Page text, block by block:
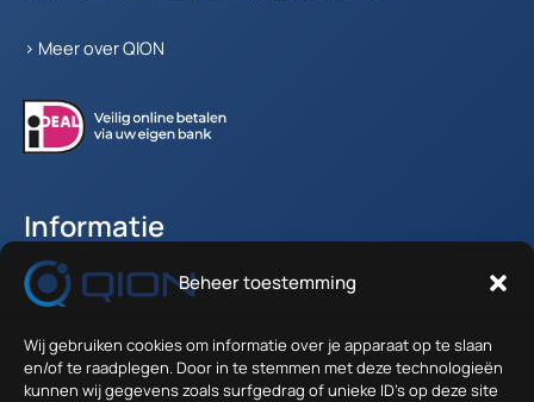
Beheer toestemming
Wij gebruiken cookies om informatie over je apparaat op te slaan
en/of te raadplegen. Door in te stemmen met deze technologieën
kunnen wij gegevens zoals surfgedrag of unieke ID's op deze site
> Meer over QION
Informatie
Accountgegevens
Verzenden en Retour
Algemene voorwaarden